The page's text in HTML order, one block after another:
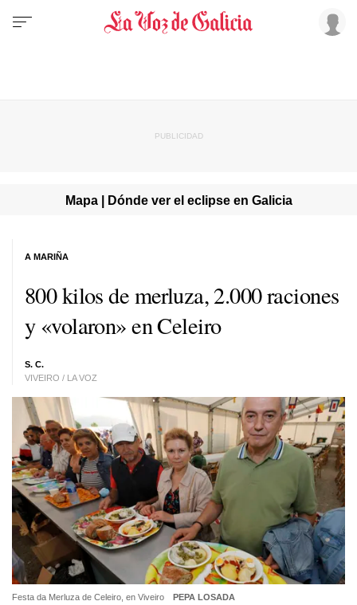
Mapa | Dónde ver el eclipse en Galicia
800 kilos de merluza, 2.000 raciones
y «volaron» en Celeiro
S. C.
VIVEIRO / LA VOZ
A MARIÑA
Festa da Merluza de Celeiro, en Viveiro PEPA LOSADA